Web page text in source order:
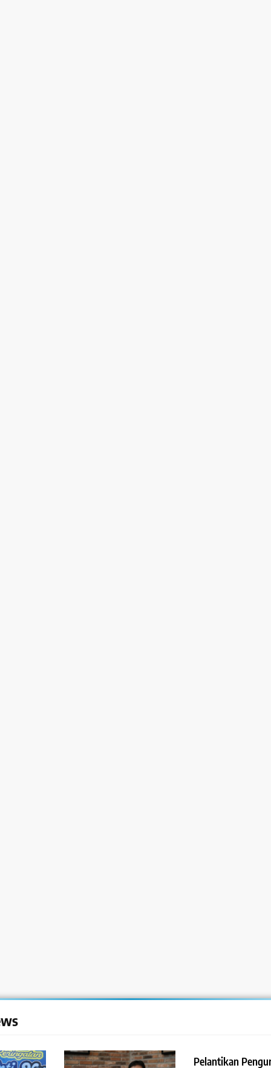
Pelantikan